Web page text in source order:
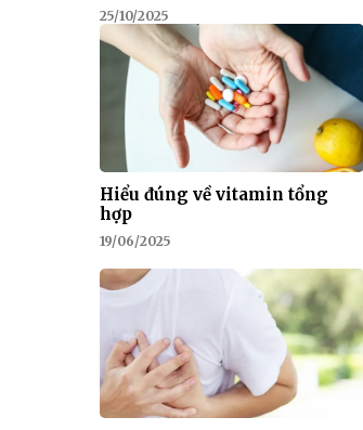
25/10/2025
Hiểu đúng về vitamin tổng
hợp
19/06/2025